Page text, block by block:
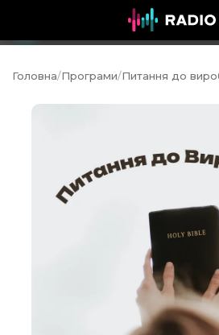
Головна/Програми/Питання до